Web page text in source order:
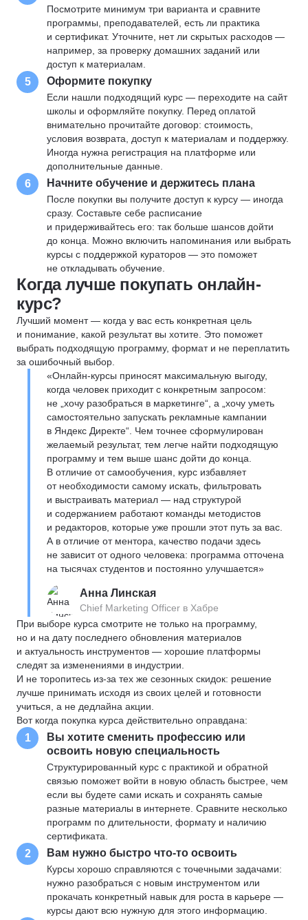
Посмотрите минимум три варианта и сравните
программы, преподавателей, есть ли практика
и сертификат. Уточните, нет ли скрытых расходов —
например, за проверку домашних заданий или
доступ к материалам.
5 Оформите покупку
Если нашли подходящий курс — переходите на сайт
школы и оформляйте покупку. Перед оплатой
внимательно прочитайте договор: стоимость,
условия возврата, доступ к материалам и поддержку.
Иногда нужна регистрация на платформе или
дополнительные данные.
6 Начните обучение и держитесь плана
После покупки вы получите доступ к курсу — иногда
сразу. Составьте себе расписание
и придерживайтесь его: так больше шансов дойти
до конца. Можно включить напоминания или выбрать
курсы с поддержкой кураторов — это поможет
не откладывать обучение.
Когда лучше покупать онлайн-
курс?
Лучший момент — когда у вас есть конкретная цель
и понимание, какой результат вы хотите. Это поможет
выбрать подходящую программу, формат и не переплатить
за ошибочный выбор.
«Онлайн-курсы приносят максимальную выгоду,
когда человек приходит с конкретным запросом:
не „хочу разобраться в маркетинге“, а „хочу уметь
самостоятельно запускать рекламные кампании
в Яндекс Директе“. Чем точнее сформулирован
желаемый результат, тем легче найти подходящую
программу и тем выше шанс дойти до конца.
В отличие от самообучения, курс избавляет
от необходимости самому искать, фильтровать
и выстраивать материал — над структурой
и содержанием работают команды методистов
и редакторов, которые уже прошли этот путь за вас.
А в отличие от ментора, качество подачи здесь
не зависит от одного человека: программа отточена
на тысячах студентов и постоянно улучшается»
Анна Линская
Chief Marketing Officer в Хабре
При выборе курса смотрите не только на программу,
но и на дату последнего обновления материалов
и актуальность инструментов — хорошие платформы
следят за изменениями в индустрии.
И не торопитесь из-за тех же сезонных скидок: решение
лучше принимать исходя из своих целей и готовности
учиться, а не дедлайна акции.
Вот когда покупка курса действительно оправдана:
1
Вы хотите сменить профессию или
освоить новую специальность
Структурированный курс с практикой и обратной
связью поможет войти в новую область быстрее, чем
если вы будете сами искать и сохранять самые
разные материалы в интернете. Сравните несколько
программ по длительности, формату и наличию
сертификата.
2 Вам нужно быстро что-то освоить
Курсы хорошо справляются с точечными задачами:
нужно разобраться с новым инструментом или
прокачать конкретный навык для роста в карьере —
курсы дают всю нужную для этого информацию.